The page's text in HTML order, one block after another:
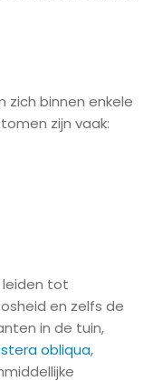
zich binnen enkele
zijn vaak:
leiden tot
en zelfs de
in de tuin,
obliqua,